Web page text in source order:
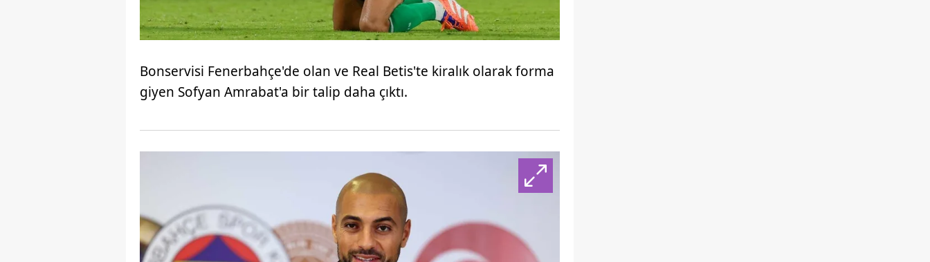
Bonservisi Fenerbahçe'de olan ve Real Betis'te kiralık olarak forma
giyen Sofyan Amrabat'a bir talip daha çıktı.